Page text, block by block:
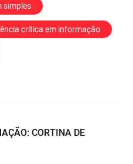
simples
crítica em informação
CORTINA DE